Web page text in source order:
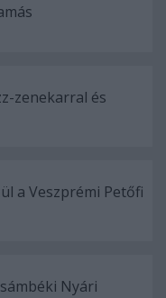
zenekarral és
a Veszprémi Petőfi
Nyári